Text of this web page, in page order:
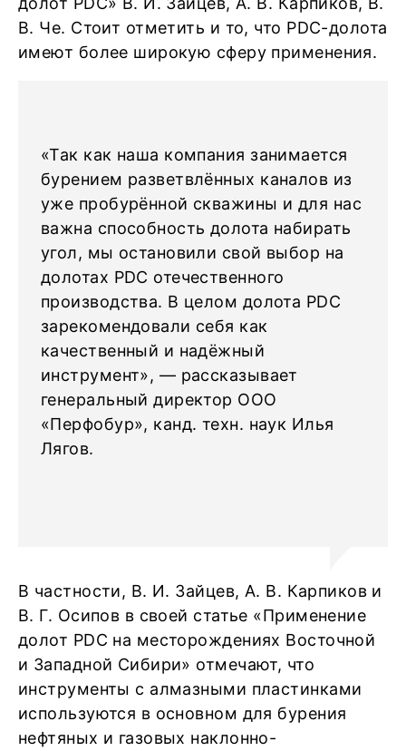
В. Че. Стоит отметить и то, что PDC-долота
имеют более широкую сферу применения.
«Так как наша компания занимается
бурением разветвлённых каналов из
уже пробурённой скважины и для нас
важна способность долота набирать
угол, мы остановили свой выбор на
долотах PDC отечественного
производства. В целом долота PDC
зарекомендовали себя как
качественный и надёжный
инструмент», — рассказывает
генеральный директор ООО
«Перфобур», канд. техн. наук Илья
Лягов.
В частности, В. И. Зайцев, А. В. Карпиков и
В. Г. Осипов в своей статье «Применение
долот PDС на месторождениях Восточной
и Западной Сибири» отмечают, что
инструменты с алмазными пластинками
используются в основном для бурения
нефтяных и газовых наклонно-